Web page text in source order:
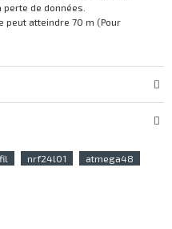
de données.
peut atteindre 70 m (Pour
fil nrf24l01
atmega48